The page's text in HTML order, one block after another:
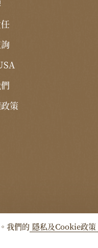
策
我們的 隱私及Cookie政策